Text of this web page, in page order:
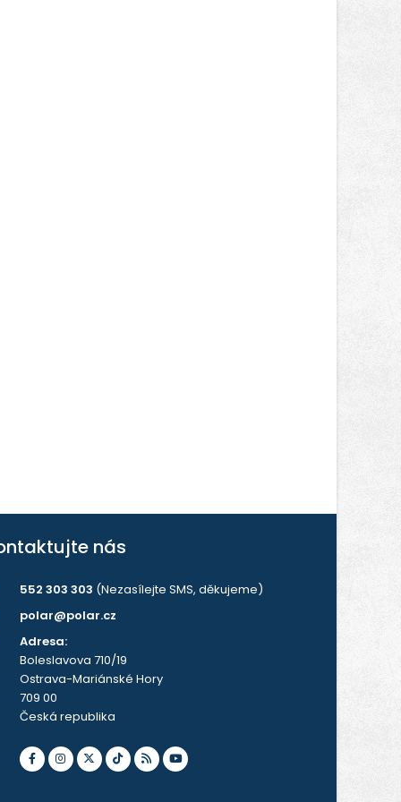
nás
552 303 303 (Nezasílejte SMS, děkujeme)
polar@polar.cz
Adresa:
Boleslavova 710/19
Ostrava-Mariánské Hory
709 00
Česká republika